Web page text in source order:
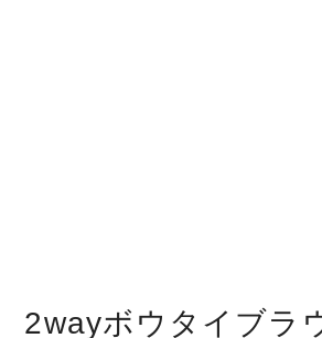
2wayボウタイブラ